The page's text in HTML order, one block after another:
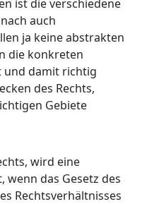
ist die verschiedene
auch
ja keine abstrakten
die konkreten
und damit richtig
des Rechts,
Gebiete
wird eine
wenn das Gesetz des
Rechtsverhältnisses